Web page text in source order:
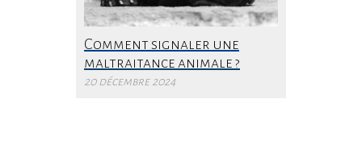
Comment signaler une
maltraitance animale ?
20 décembre 2024